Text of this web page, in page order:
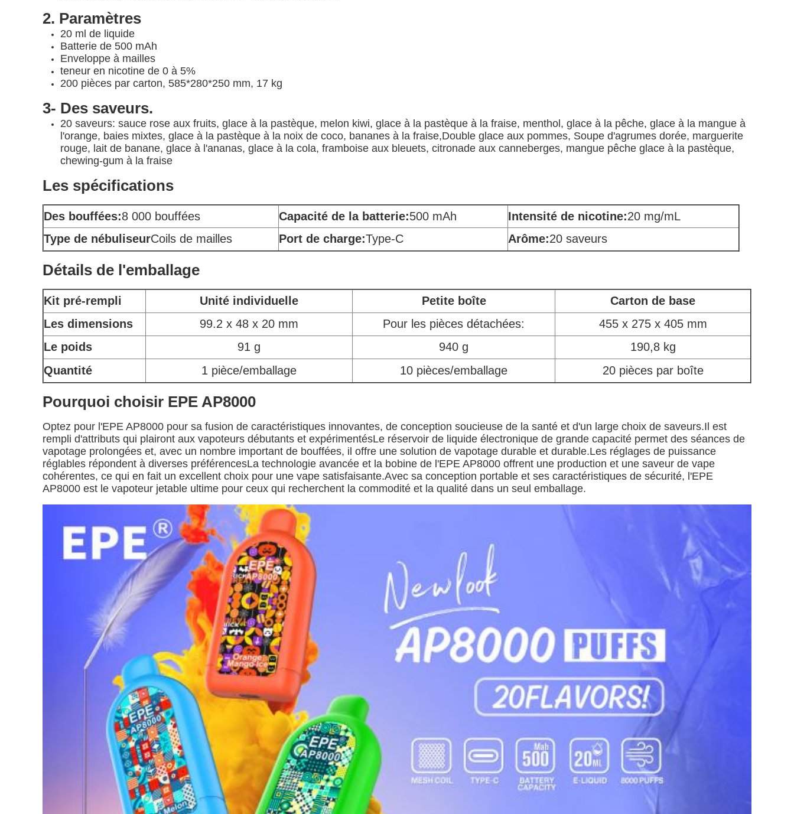
2. Paramètres
20 ml de liquide
Batterie de 500 mAh
Enveloppe à mailles
teneur en nicotine de 0 à 5%
200 pièces par carton, 585*280*250 mm, 17 kg
3- Des saveurs.
20 saveurs: sauce rose aux fruits, glace à la pastèque, melon kiwi, glace à la pastèque à la fraise, menthol, glace à la pêche, glace à la mangue à
l'orange, baies mixtes, glace à la pastèque à la noix de coco, bananes à la fraise,Double glace aux pommes, Soupe d'agrumes dorée, marguerite
rouge, lait de banane, glace à l'ananas, glace à la cola, framboise aux bleuets, citronade aux canneberges, mangue pêche glace à la pastèque,
chewing-gum à la fraise
Les spécifications
Des bouffées:8 000 bouffées Capacité de la batterie:500 mAh Intensité de nicotine:20 mg/mL
Type de nébuliseurCoils de mailles Port de charge:Type-C Arôme:20 saveurs
Détails de l'emballage
Kit pré-rempli Unité individuelle Petite boîte
Carton de base
Les dimensions
99.2 x 48 x 20 mm Pour les pièces détachées:
455 x 275 x 405 mm
Le poids
91 g 940 g
190,8 kg
Quantité
1 pièce/emballage 10 pièces/emballage 20 pièces par boîte
Pourquoi choisir EPE AP8000
Optez pour l'EPE AP8000 pour sa fusion de caractéristiques innovantes, de conception soucieuse de la santé et d'un large choix de saveurs.Il est
rempli d'attributs qui plairont aux vapoteurs débutants et expérimentésLe réservoir de liquide électronique de grande capacité permet des séances de
vapotage prolongées et, avec un nombre important de bouffées, il offre une solution de vapotage durable et durable.Les réglages de puissance
réglables répondent à diverses préférencesLa technologie avancée et la bobine de l'EPE AP8000 offrent une production et une saveur de vape
cohérentes, ce qui en fait un excellent choix pour une vape satisfaisante.Avec sa conception portable et ses caractéristiques de sécurité, l'EPE
AP8000 est le vapoteur jetable ultime pour ceux qui recherchent la commodité et la qualité dans un seul emballage.